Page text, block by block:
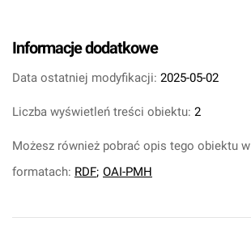
Informacje dodatkowe
Data ostatniej modyfikacji: 2025-05-02
Liczba wyświetleń treści obiektu: 2
Możesz również pobrać opis tego obiektu w
formatach: RDF; OAI-PMH